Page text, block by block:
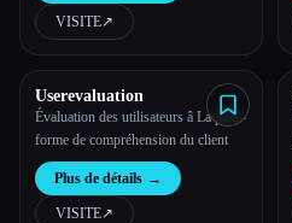
VISITE↗︎
Userevaluation
Évaluation des utilisateurs â La plate-
forme de compréhension du client
Plus de détails →
VISITE↗︎